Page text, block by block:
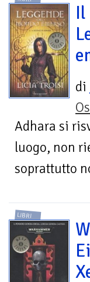
Il
di
Adhara si
luogo, non
soprattutto
LIBRI